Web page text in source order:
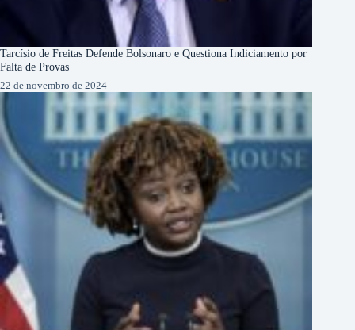
Tarcísio de Freitas Defende Bolsonaro e Questiona Indiciamento por
Falta de Provas
22 de novembro de 2024